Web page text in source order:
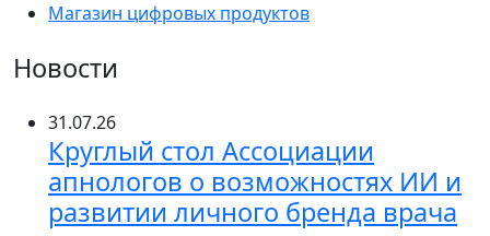
Магазин цифровых продуктов
Новости
31.07.26
Круглый стол Ассоциации
апнологов о возможностях ИИ и
развитии личного бренда врача